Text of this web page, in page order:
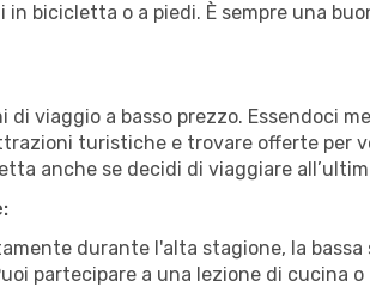
bicicletta o a piedi. È sempre una
viaggio a basso prezzo. Essendoci
turistiche e trovare offerte per
anche se decidi di viaggiare
durante l'alta stagione, la
partecipare a una lezione di cucina